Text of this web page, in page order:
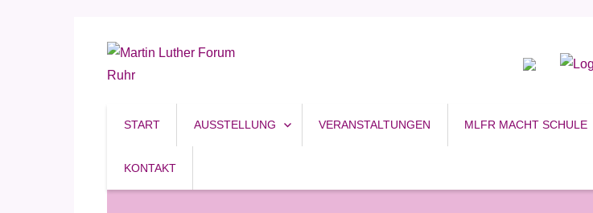
Martin Luther Forum Ruhr
START AUSSTELLUNG VERANSTALTUNGEN MLFR MACHT SCHULE
KONTAKT